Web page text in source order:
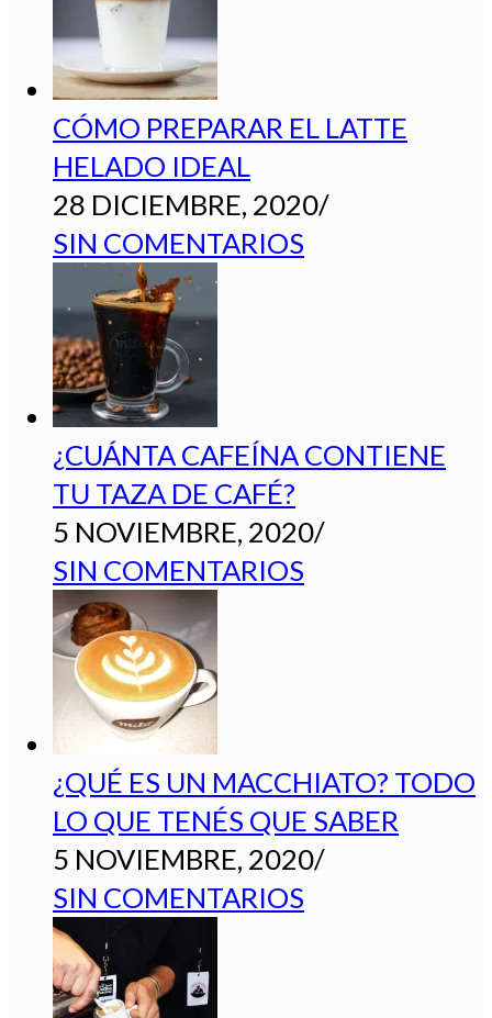
CÓMO PREPARAR EL LATTE
HELADO IDEAL
28 DICIEMBRE, 2020/
SIN COMENTARIOS
¿CUÁNTA CAFEÍNA CONTIENE
TU TAZA DE CAFÉ?
5 NOVIEMBRE, 2020/
SIN COMENTARIOS
¿QUÉ ES UN MACCHIATO? TODO
LO QUE TENÉS QUE SABER
5 NOVIEMBRE, 2020/
SIN COMENTARIOS